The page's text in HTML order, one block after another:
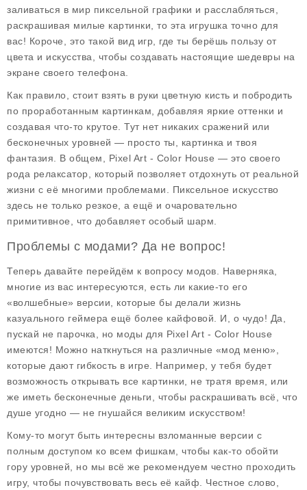
заливаться в мир пиксельной графики и расслабляться,
раскрашивая милые картинки, то эта игрушка точно для
вас! Короче, это такой вид игр, где ты берёшь пользу от
цвета и искусства, чтобы создавать настоящие шедевры на
экране своего телефона.
Как правило, стоит взять в руки цветную кисть и побродить
по проработанным картинкам, добавляя яркие оттенки и
создавая что-то крутое. Тут нет никаких сражений или
бесконечных уровней — просто ты, картинка и твоя
фантазия. В общем, Pixel Art - Color House — это своего
рода релаксатор, который позволяет отдохнуть от реальной
жизни с её многими проблемами. Пиксельное искусство
здесь не только резкое, а ещё и очаровательно
примитивное, что добавляет особый шарм.
Проблемы с модами? Да не вопрос!
Теперь давайте перейдём к вопросу модов. Наверняка,
многие из вас интересуются, есть ли какие-то его
«волшебные» версии, которые бы делали жизнь
казуального геймера ещё более кайфовой. И, о чудо! Да,
пускай не парочка, но моды для Pixel Art - Color House
имеются! Можно наткнуться на различные «мод меню»,
которые дают гибкость в игре. Например, у тебя будет
возможность открывать все картинки, не тратя время, или
же иметь бесконечные деньги , чтобы раскрашивать всё, что
душе угодно — не гнушайся великим искусством!
Кому-то могут быть интересны взломанные версии с
полным доступом ко всем фишкам, чтобы как-то обойти
гору уровней, но мы всё же рекомендуем честно проходить
игру, чтобы почувствовать весь её кайф. Честное слово,